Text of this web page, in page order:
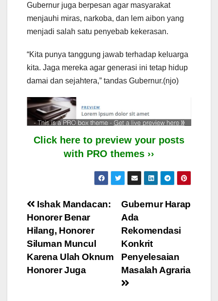
Gubernur juga berpesan agar masyarakat
menjauhi miras, narkoba, dan lem aibon yang
menjadi salah satu penyebab kekerasan.
“Kita punya tanggung jawab terhadap keluarga
kita. Jaga mereka agar generasi ini tetap hidup
damai dan sejahtera,” tandas Gubernur.(njo)
Click here to preview your posts
with PRO themes ››
Post
navigation
Gubernur Harap
Ada
Rekomendasi
Konkrit
Penyelesaian
Masalah Agraria
Ishak Mandacan:
Honorer Benar
Hilang, Honorer
Siluman Muncul
Karena Ulah Oknum
Honorer Juga